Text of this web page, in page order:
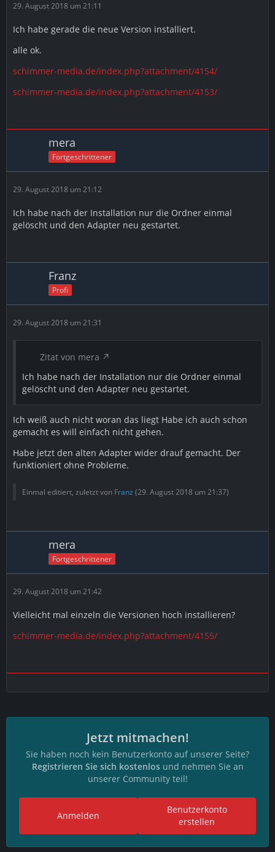
29. August 2018 um 21:11
Ich habe gerade die neue Version installiert.
alle ok.
schimmer-media.de/index.php?attachment/4154/
schimmer-media.de/index.php?attachment/4153/
mera
Fortgeschrittener
29. August 2018 um 21:12
Ich habe nach der Installation nur die Ordner einmal
gelöscht und den Adapter neu gestartet.
Franz
Profi
29. August 2018 um 21:31
Zitat von mera
Ich habe nach der Installation nur die Ordner einmal
gelöscht und den Adapter neu gestartet.
Ich weiß auch nicht woran das liegt Habe ich auch schon
gemacht es will einfach nicht gehen.
Habe jetzt den alten Adapter wider drauf gemacht. Der
funktioniert ohne Probleme.
Einmal editiert, zuletzt von Franz (29. August 2018 um 21:37)
mera
Fortgeschrittener
29. August 2018 um 21:42
Vielleicht mal einzeln die Versionen hoch installieren?
schimmer-media.de/index.php?attachment/4155/
Jetzt mitmachen!
Sie haben noch kein Benutzerkonto auf unserer Seite?
Registrieren Sie sich kostenlosund nehmen Sie an
unserer Community teil!
Benutzerkonto
erstellen
Anmelden